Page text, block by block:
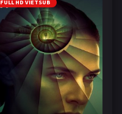
FULL HD VIETSUB